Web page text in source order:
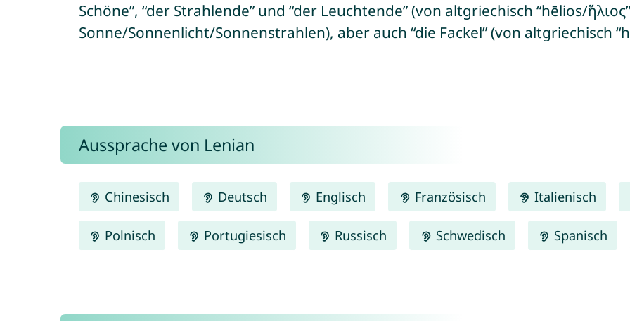
Schöne”, “der Strahlende” und “der Leuchtende” (von altgriechisch “hēlios/
Sonne/Sonnenlicht/Sonnenstrahlen), aber auch “die Fackel” (von altgriechisch
Aussprache von Lenian
Chinesisch Deutsch Englisch Französisch Italienisch
Polnisch Portugiesisch Russisch Schwedisch Spanisch